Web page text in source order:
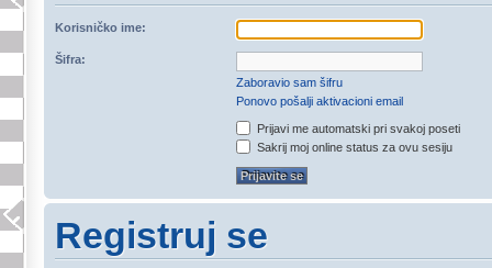
Korisničko ime:
Šifra:
Zaboravio sam šifru
Ponovo pošalji aktivacioni email
Prijavi me automatski pri svakoj poseti
Sakrij moj online status za ovu sesiju
Registruj se